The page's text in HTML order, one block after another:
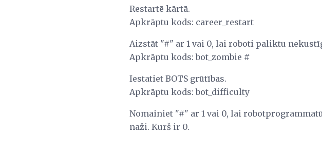
Restartē kārtā.
Apkrāptu kods: career_restart
Aizstāt "#" ar 1 vai 0, lai roboti paliktu
Apkrāptu kods: bot_zombie #
Iestatiet BOTS grūtības.
Apkrāptu kods: bot_difficulty
Nomainiet "#" ar 1 vai 0, lai
naži. Kurš ir 0.